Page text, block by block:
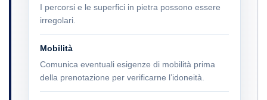
I percorsi e le superfici in pietra possono essere
irregolari.
Mobilità
Comunica eventuali esigenze di mobilità prima
della prenotazione per verificarne l’idoneità.